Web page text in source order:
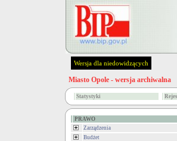
Wersja dla niedowidzących
Miasto Opole - wersja archiwalna
Statystyki
PRAWO
Zarządzenia
Budżet